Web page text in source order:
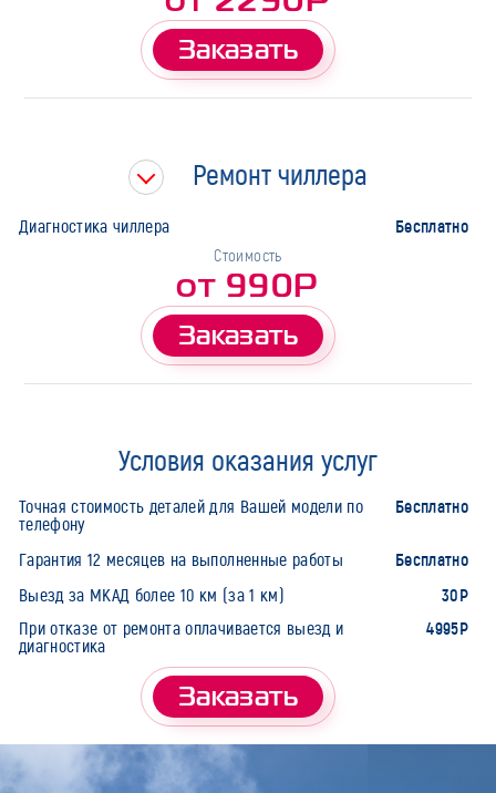
Заказать
Ремонт чиллера
Диагностика чиллера Бесплатно
Стоимость
от 990Р
Заказать
Условия оказания услуг
Точная стоимость деталей для Вашей модели по
телефону
Бесплатно
Гарантия 12 месяцев на выполненные работы Бесплатно
Выезд за МКАД более 10 км (за 1 км) 30Р
При отказе от ремонта оплачивается выезд и
диагностика
4995Р
Заказать